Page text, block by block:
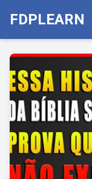
FDPLEARN